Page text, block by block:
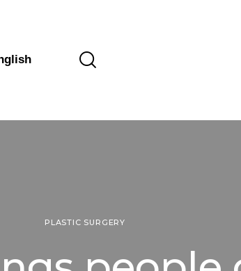
PLASTIC SURGERY